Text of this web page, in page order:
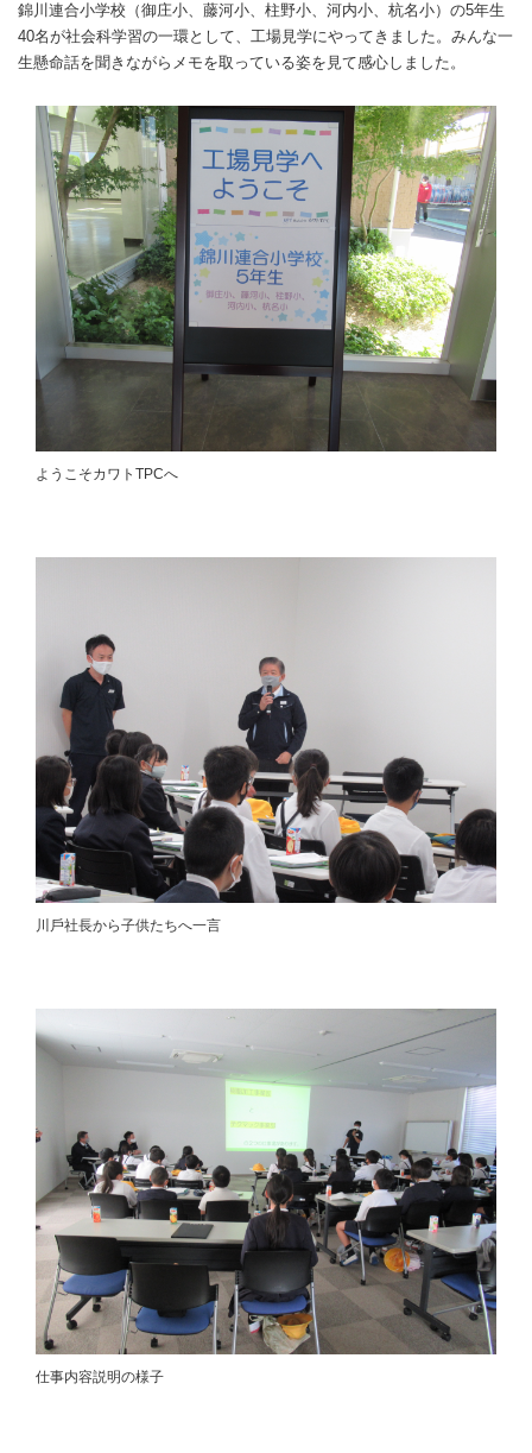
錦川連合小学校（御庄小、藤河小、柱野小、河内小、杭名小）の5年生
40名が社会科学習の一環として、工場見学にやってきました。 みんな一
生懸命話を聞きながらメモを取っている姿を見て感心しました。
ようこそカワトTPCへ
川⼾社⻑から子供たちへ一言
仕事内容説明の様子